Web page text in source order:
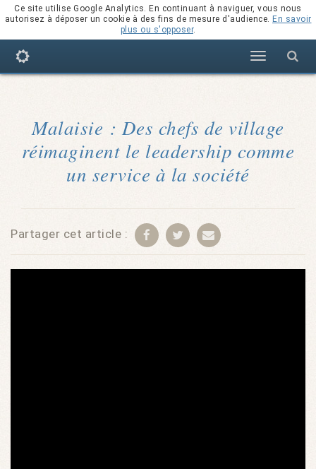
Ce site utilise Google Analytics. En continuant à naviguer, vous nous
autorisez à déposer un cookie à des fins de mesure d'audience. En savoir
plus ou s'opposer.
Navigation
Malaisie : Des chefs de village
réimaginent le leadership comme
un service à la société
Partager cet article :